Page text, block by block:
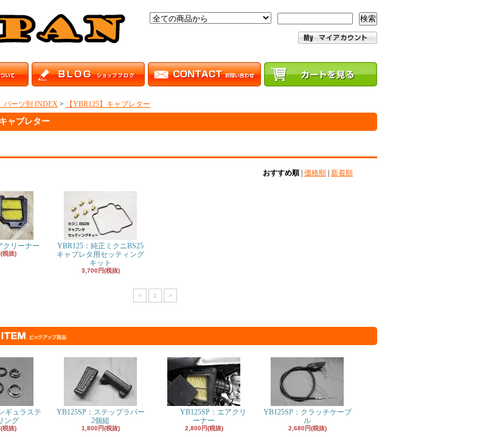
検索
パーツ別 INDEX > 【YBR125】キャブレター
ャブレター
おすすめ順 価格順 新着順
クリーナー
税抜)
YBR125：純正ミクニBS25
キャブレタ用セッティング
キット
3,700円(税抜)
< 1 >
ギュラステ
ング
税抜)
YB125SP：ステップラバー
2個組
1,800円(税抜)
YB125SP：エアクリ
ーナー
2,800円(税抜)
YB125SP：クラッチケーブ
ル
2,680円(税抜)